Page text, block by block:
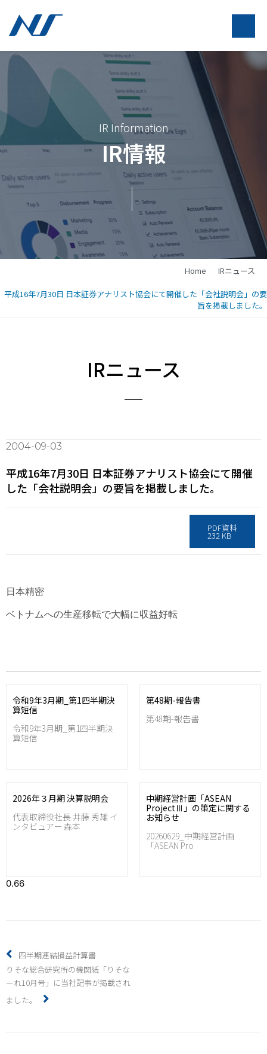
IR Information
IR情報
Home IRニュース
平成16年7月30日 日本証券アナリスト協会にて開催した「会社説明会」の要
旨を掲載しました。
IRニュース
2004-09-03
平成16年7月30日 日本証券アナリスト協会にて開催
した「会社説明会」の要旨を掲載しました。
PDF資料
232 KB
日本精密
ベトナムへの生産移転で大幅に収益好転
令和9年3月期_第1四半期決
算短信
令和9年3月期_第1四半期決
算短信
第48期-報告書
第48期-報告書
2026年３月期 決算説明会
代表取締役社長 井藤 秀雄 イ
ンタビュアー 森本
中期経営計画「ASEAN
ProjectⅢ」の策定に関する
お知らせ
20260629_中期経営計画
「ASEAN Pro
四半期連結損益計算書
りそな総合研究所の機関紙「りそな
ーれ10月号」に当社記事が掲載され
ました。